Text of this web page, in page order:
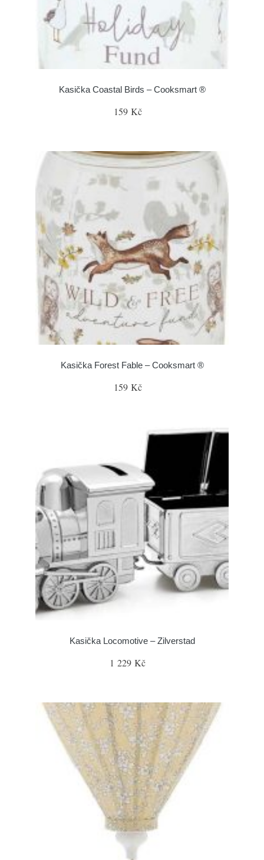
Kasička Coastal Birds – Cooksmart ®
159 Kč
Kasička Forest Fable – Cooksmart ®
159 Kč
Kasička Locomotive – Zilverstad
1 229 Kč